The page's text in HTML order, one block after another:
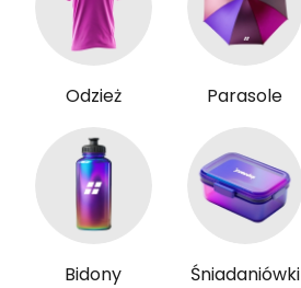
Odzież Parasole
Bidony Śniadaniówki